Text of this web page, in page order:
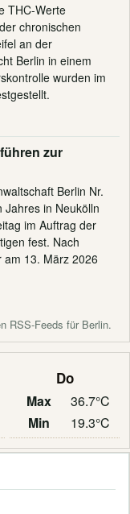
THC-Werte
chronischen
an der
Berlin in einem
wurden im
zur
Berlin Nr.
Jahres in Neukölln
im Auftrag der
fest. Nach
13. März 2026
RSS-Feeds für Berlin.
Do
Max
36.7°C
Min
19.3°C